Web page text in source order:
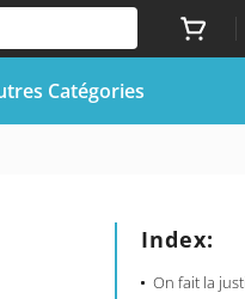
Catégories
Index:
On fait la